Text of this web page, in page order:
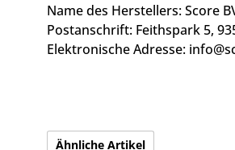
Name des Herstellers: Score
Postanschrift: Feithspark 5,
Elektronische Adresse:
Ähnliche Artikel